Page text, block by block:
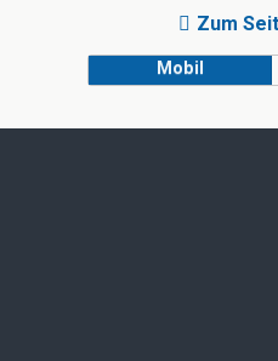
Zum
Mobil